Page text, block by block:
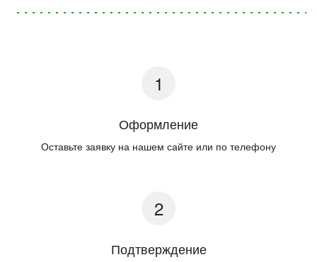
Оформление
Оставьте заявку на нашем сайте или по телефону
Подтверждение